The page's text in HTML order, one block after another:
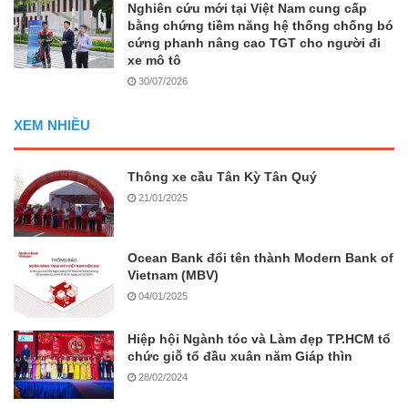
Nghiên cứu mới tại Việt Nam cung cấp
bằng chứng tiềm năng hệ thống chống bó
cứng phanh nâng cao TGT cho người đi
xe mô tô
30/07/2026
XEM NHIỀU
Thông xe cầu Tân Kỳ Tân Quý
21/01/2025
Ocean Bank đổi tên thành Modern Bank of
Vietnam (MBV)
04/01/2025
Hiệp hội Ngành tóc và Làm đẹp TP.HCM tổ
chức giỗ tổ đầu xuân năm Giáp thìn
28/02/2024